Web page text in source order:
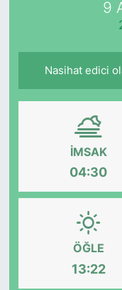
9
Nasihat edici
İMSAK
04:30
ÖĞLE
13:22
Tüm